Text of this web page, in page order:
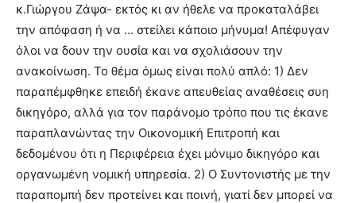
κ.Γιώργου Ζάψα- εκτός κι αν ήθελε να προκαταλάβει
την απόφαση ή να … στείλει κάποιο μήνυμα! Απέφυγαν
όλοι να δουν την ουσία και να σχολιάσουν την
ανακοίνωση. Το θέμα όμως είναι πολύ απλό: 1) Δεν
παραπέμφθηκε επειδή έκανε απευθείας αναθέσεις συη
δικηγόρο, αλλά για τον παράνομο τρόπο που τις έκανε
παραπλανώντας την Οικονομική Επιτροπή και
δεδομένου ότι η Περιφέρεια έχει μόνιμο δικηγόρο και
οργανωμένη νομική υπηρεσία. 2) Ο Συντονιστής με την
παραπομπή δεν προτείνει και ποινή, γιατί δεν μπορεί να